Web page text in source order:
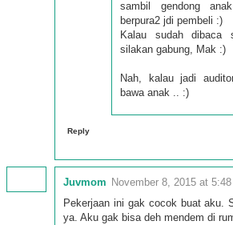
sambil gendong
berpura2 jdi pembeli :)
Kalau sudah dibaca
silakan gabung, Mak :)
Nah, kalau jadi
bawa anak .. :)
Reply
Juvmom November 8, 2015 at 5:48
Pekerjaan ini gak cocok buat aku.
ya. Aku gak bisa deh mendem di